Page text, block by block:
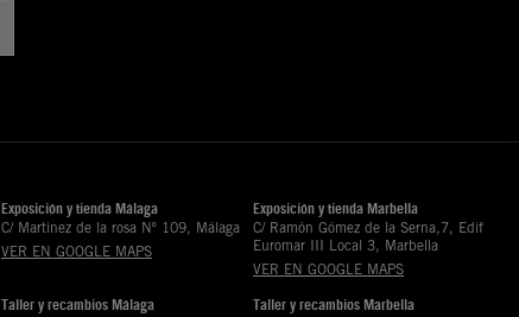
Exposición y tienda Málaga
C/ Martinez de la rosa Nº 109, Málaga
VER EN GOOGLE MAPS
Exposición y tienda Marbella
C/ Ramón Gómez de la Serna,7, Edif
Euromar III Local 3, Marbella
VER EN GOOGLE MAPS
Taller y recambios Málaga Taller y recambios Marbella